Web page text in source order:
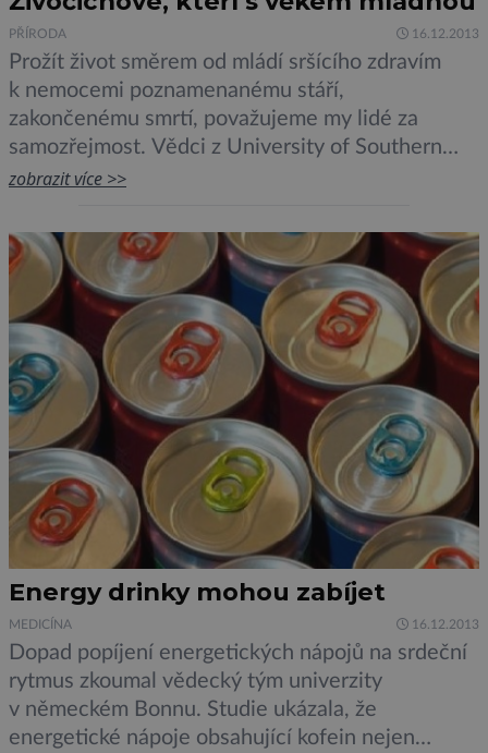
PŘÍRODA 16.12.2013
Prožít život směrem od mládí sršícího zdravím
k nemocemi poznamenanému stáří,
zakončenému smrtí, považujeme my lidé za
samozřejmost. Vědci z University of Southern
Denmark však zjistili, že u řady živočichů je
Dánští vědci si vzali na paškál čtyřicet šest velmi
odlišných druhů organismů od řas a hub až po
bezobratlé živočichy […]
zobrazit více >>
Energy drinky mohou zabíjet
MEDICÍNA 16.12.2013
Dopad popíjení energetických nápojů na srdeční
rytmus zkoumal vědecký tým univerzity
v německém Bonnu. Studie ukázala, že
energetické nápoje obsahující kofein nejen